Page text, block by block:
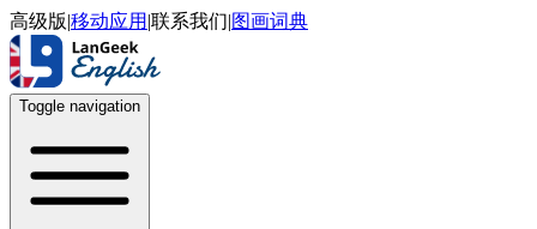
高级版|移动应用 |联系我们|图画词典
Toggle navigation